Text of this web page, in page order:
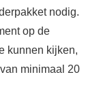
nodig.
op de
kunnen kijken,
minimaal 20